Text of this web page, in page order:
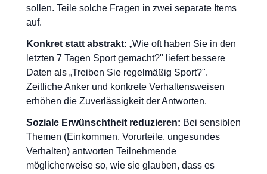
sollen. Teile solche Fragen in zwei separate Items
auf.
Konkret statt abstrakt: „Wie oft haben Sie in den
letzten 7 Tagen Sport gemacht?" liefert bessere
Daten als „Treiben Sie regelmäßig Sport?".
Zeitliche Anker und konkrete Verhaltensweisen
erhöhen die Zuverlässigkeit der Antworten.
Soziale Erwünschtheit reduzieren: Bei sensiblen
Themen (Einkommen, Vorurteile, ungesundes
Verhalten) antworten Teilnehmende
möglicherweise so, wie sie glauben, dass es